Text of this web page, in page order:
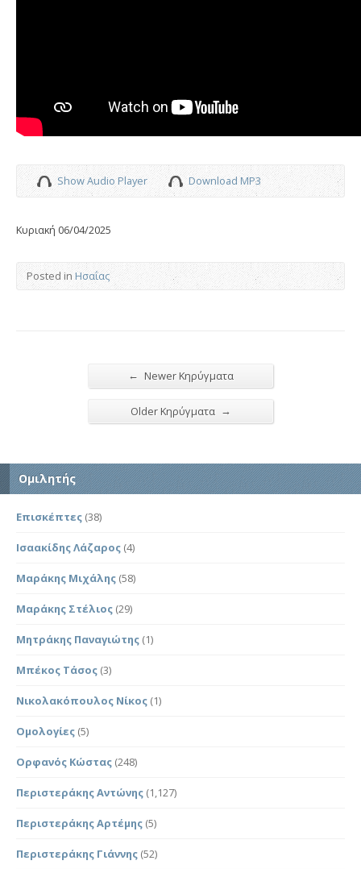
Show Audio Player Download MP3
Κυριακή 06/04/2025
Posted in Ησαΐας
← Newer Κηρύγματα
Older Κηρύγματα →
Ομιλητής
Επισκέπτες (38)
Ισαακίδης Λάζαρος (4)
Μαράκης Μιχάλης (58)
Μαράκης Στέλιος (29)
Μητράκης Παναγιώτης (1)
Μπέκος Τάσος (3)
Νικολακόπουλος Νίκος (1)
Ομολογίες (5)
Ορφανός Κώστας (248)
Περιστεράκης Αντώνης (1,127)
Περιστεράκης Αρτέμης (5)
Περιστεράκης Γιάννης (52)